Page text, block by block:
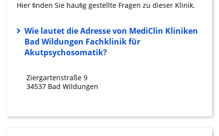
Hier ﬁnden Sie häuﬁg gestellte Fragen zu dieser Klinik.
Wie lautet die Adresse von MediClin Kliniken
Bad Wildungen Fachklinik für
Akutpsychosomatik?
Ziergartenstraße 9
34537 Bad Wildungen
Werbung
Verwendung von Profilen zur Auswahl
personalisierter Werbung
Erstellung von Profilen zur Personalisierung
von Inhalten